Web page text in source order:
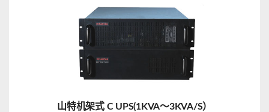
山特机架式 C UPS(1KVA～3KVA/S）